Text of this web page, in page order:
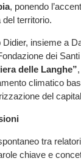
, ponendo
territorio.
insieme a
dei
delle Langhe”
climatico
del
tra
chiave e